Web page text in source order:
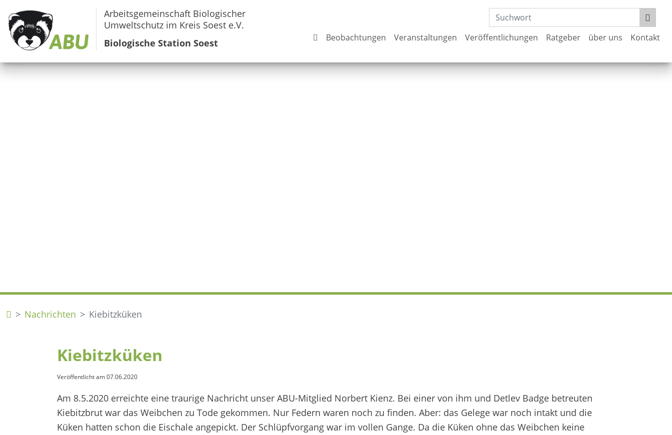
Arbeitsgemeinschaft Biologischer
Umweltschutz im Kreis Soest e.V.
Biologische Station Soest
Beobachtungen Veranstaltungen Veröffentlichungen Ratgeber über uns Kontakt
Nachrichten Kiebitzküken
Kiebitzküken
Veröffentlicht am 07.06.2020
Am 8.5.2020 erreichte eine traurige Nachricht unser ABU-Mitglied Norbert Kienz. Bei einer von ihm und Detlev Badge betreuten
Kiebitzbrut war das Weibchen zu Tode gekommen. Nur Federn waren noch zu finden. Aber: das Gelege war noch intakt und die
Küken hatten schon die Eischale angepickt. Der Schlüpfvorgang war im vollen Gange. Da die Küken ohne das Weibchen keine